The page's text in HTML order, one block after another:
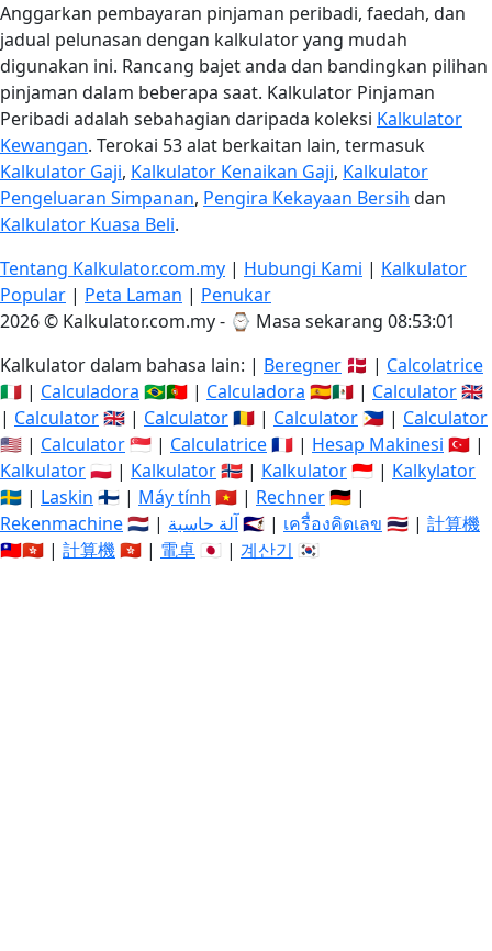
Anggarkan pembayaran pinjaman peribadi, faedah, dan
jadual pelunasan dengan kalkulator yang mudah
digunakan ini. Rancang bajet anda dan bandingkan pilihan
pinjaman dalam beberapa saat. Kalkulator Pinjaman
Peribadi adalah sebahagian daripada koleksi Kalkulator
Kewangan. Terokai 53 alat berkaitan lain, termasuk
Kalkulator Gaji, Kalkulator Kenaikan Gaji, Kalkulator
Pengeluaran Simpanan, Pengira Kekayaan Bersih dan
Kalkulator Kuasa Beli.
Tentang Kalkulator.com.my | Hubungi Kami | Kalkulator
Popular | Peta Laman | Penukar
2026 © Kalkulator.com.my - ⌚ Masa sekarang 08:53:02
Kalkulator dalam bahasa lain: | Beregner 🇩🇰 | Calcolatrice
🇮🇹 | Calculadora 🇧🇷🇵🇹 | Calculadora 🇪🇸🇲🇽 | Calculator🇬🇧
| Calculator🇬🇧 | Calculator🇷🇴 | Calculator 🇵🇭 | Calculator
🇺🇸 | Calculator🇸🇬 | Calculatrice🇫🇷 | Hesap Makinesi 🇹🇷 |
Kalkulator🇵🇱 | Kalkulator🇳🇴 | Kalkulator🇮🇩 | Kalkylator
🇸🇪 | Laskin 🇫🇮 | Máy tính 🇻🇳 | Rechner🇩🇪 |
Rekenmachine🇳🇱 | آلة حاسبة🇸🇦 | เครื่องคิดเลข 🇹🇭 | 計算機
🇹🇼🇭🇰 | 計算機🇭🇰 | 電卓 🇯🇵 | 계산기 🇰🇷